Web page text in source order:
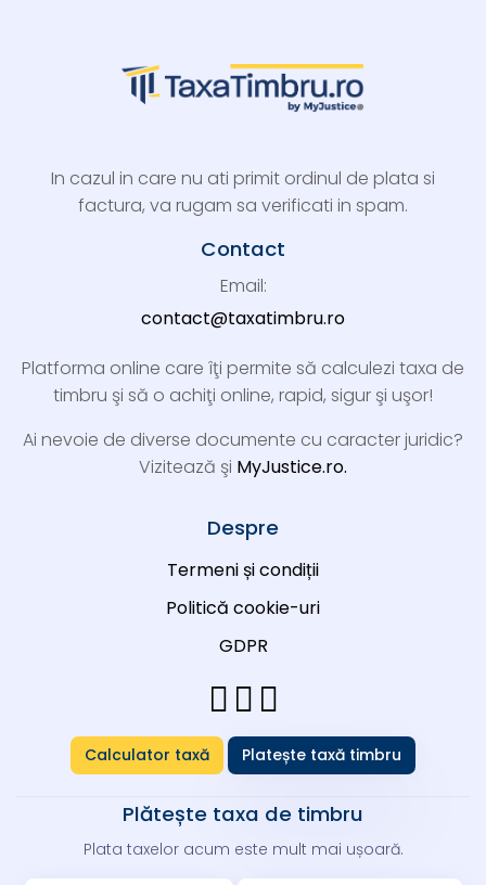
In cazul in care nu ati primit ordinul de plata si
factura, va rugam sa verificati in spam.
Contact
Email:
contact@taxatimbru.ro
Platforma online care îţi permite să calculezi taxa de
timbru şi să o achiţi online, rapid, sigur şi uşor!
Ai nevoie de diverse documente cu caracter juridic?
Vizitează şi MyJustice.ro.
Despre
Termeni și condiții
Politică cookie-uri
GDPR
Calculator taxă Platește taxă timbru
Plătește taxa de timbru
Plata taxelor acum este mult mai ușoară.